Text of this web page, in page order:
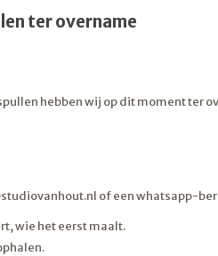
ter overname
hebben wij op dit moment ter
of een whatsapp-
wie het eerst maalt.